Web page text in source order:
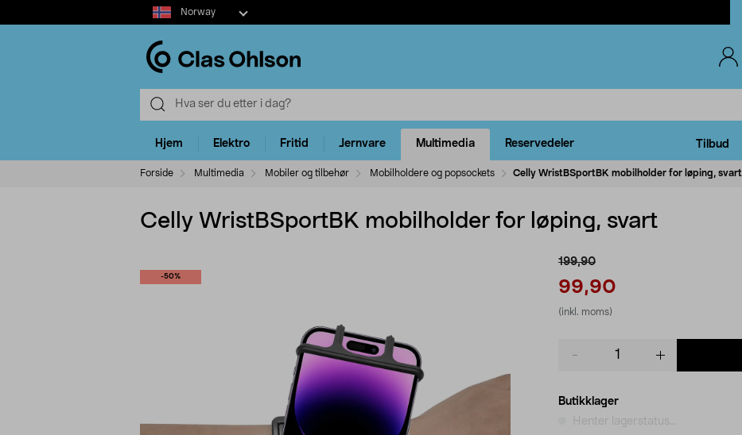
Select
market
Norway
Hjem Elektro Fritid Jernvare Multimedia Reservedeler Tilbud
Forside Multimedia Mobiler og tilbehør Mobilholdere og popsockets Celly WristBSportBK mobilholder for løping, svart
Celly WristBSportBK mobilholder for løping, svart
-50%
199,90
99,90
(inkl. moms)
Butikklager
Henter lagerstatus...